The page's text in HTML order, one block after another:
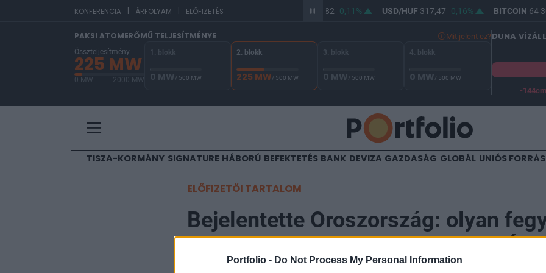
Portfolio - Do Not Process My Personal Information
KONFERENCIA | ÁRFOLYAM | ELŐFIZETÉS 365,82 0,11% USD/HUF317,47 0,16% BITCOIN64
PAKSI ATOMERŐMŰ TELJESÍTMÉNYE Mit jelent ez?
Összteljesítmény
225 MW
0 MW 2000 MW
1. blokk
0 MW/ 500 MW
2. blokk
225 MW/ 500 MW
3. blokk
0 MW/ 500 MW
4. blokk
0 MW/ 500 MW
DUNA
-144cm
TISZA-KORMÁNY SIGNATURE HÁBORÚ BEFEKTETÉS BANK DEVIZA GAZDASÁG GLOBÁL UNIÓS
ELŐFIZETŐI TARTALOM
Bejelentette Oroszország: olyan
fejlesztett, amelytől az Egyesült